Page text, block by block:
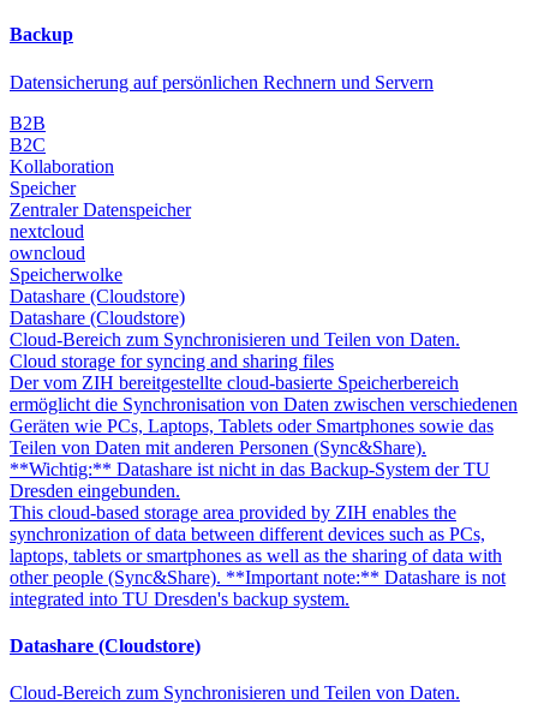
Backup
Datensicherung auf persönlichen Rechnern und Servern
B2B
B2C
Kollaboration
Speicher
Zentraler Datenspeicher
nextcloud
owncloud
Speicherwolke
Datashare (Cloudstore)
Datashare (Cloudstore)
Cloud-Bereich zum Synchronisieren und Teilen von Daten.
Cloud storage for syncing and sharing files
Der vom ZIH bereitgestellte cloud-basierte Speicherbereich
ermöglicht die Synchronisation von Daten zwischen verschiedenen
Geräten wie PCs, Laptops, Tablets oder Smartphones sowie das
Teilen von Daten mit anderen Personen (Sync&Share).
**Wichtig:** Datashare ist nicht in das Backup-System der TU
Dresden eingebunden.
This cloud-based storage area provided by ZIH enables the
synchronization of data between different devices such as PCs,
laptops, tablets or smartphones as well as the sharing of data with
other people (Sync&Share). **Important note:** Datashare is not
integrated into TU Dresden's backup system.
Datashare (Cloudstore)
Cloud-Bereich zum Synchronisieren und Teilen von Daten.